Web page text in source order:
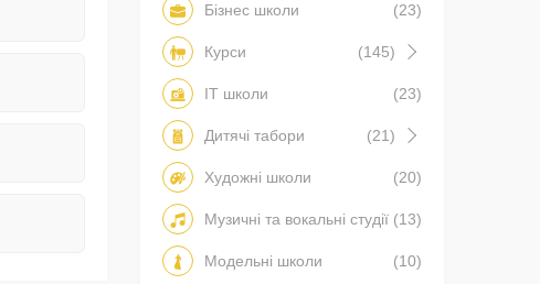
Бізнес школи (23)
Курси (145)
IT школи (23)
Дитячі табори (21)
Художні школи (20)
Музичні та вокальні студії (13)
Модельні школи
(10)